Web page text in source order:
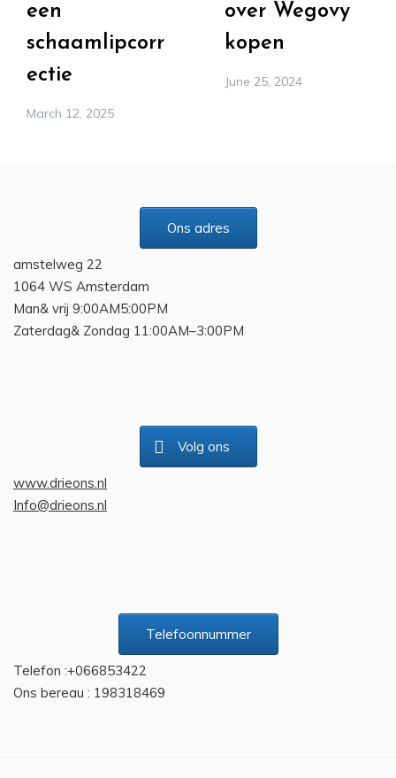
een
schaamlipcorr
ectie
March 12, 2025
over Wegovy
kopen
June 25, 2024
Ons adres
amstelweg 22
1064 WS Amsterdam
Man& vrij 9:00AM5:00PM
Zaterdag& Zondag 11:00AM–3:00PM
Volg ons
www.drieons.nl
Info@drieons.nl
Telefoonnummer
Telefon :+066853422
Ons bereau : 198318469